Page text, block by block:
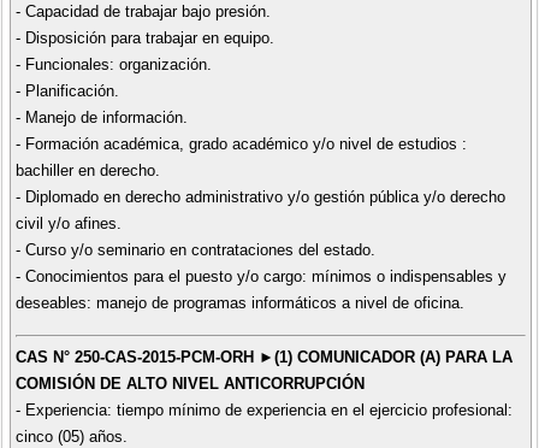
- Capacidad de trabajar bajo presión.
- Disposición para trabajar en equipo.
- Funcionales: organización.
- Planificación.
- Manejo de información.
- Formación académica, grado académico y/o nivel de estudios :
bachiller en derecho.
- Diplomado en derecho administrativo y/o gestión pública y/o derecho
civil y/o afines.
- Curso y/o seminario en contrataciones del estado.
- Conocimientos para el puesto y/o cargo: mínimos o indispensables y
deseables: manejo de programas informáticos a nivel de oficina.
CAS N° 250-CAS-2015-PCM-ORH ►(1) COMUNICADOR (A) PARA LA
COMISIÓN DE ALTO NIVEL ANTICORRUPCIÓN
- Experiencia: tiempo mínimo de experiencia en el ejercicio profesional:
cinco (05) años.